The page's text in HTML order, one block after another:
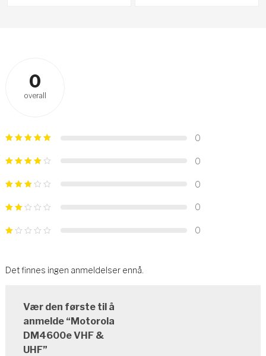
0
overall
0
0
0
0
0
Det finnes ingen anmeldelser ennå.
Vær den første til å
anmelde “Motorola
DM4600e VHF &
UHF”